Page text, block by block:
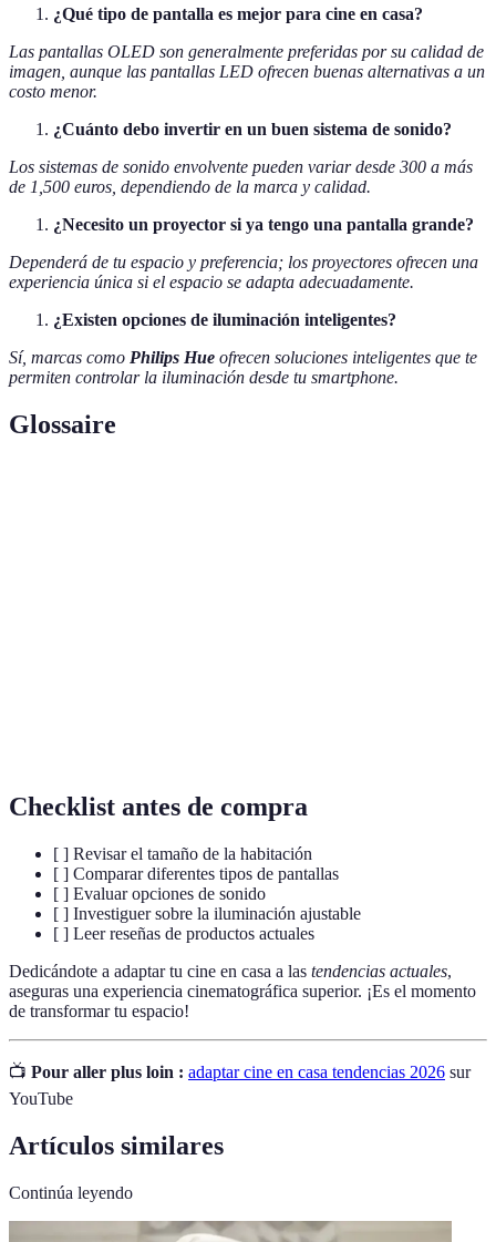
¿Qué tipo de pantalla es mejor para cine en casa?
Las pantallas OLED son generalmente preferidas por su calidad de
imagen, aunque las pantallas LED ofrecen buenas alternativas a un
costo menor.
¿Cuánto debo invertir en un buen sistema de sonido?
Los sistemas de sonido envolvente pueden variar desde 300 a más
de 1,500 euros, dependiendo de la marca y calidad.
¿Necesito un proyector si ya tengo una pantalla grande?
Dependerá de tu espacio y preferencia; los proyectores ofrecen una
experiencia única si el espacio se adapta adecuadamente.
¿Existen opciones de iluminación inteligentes?
Sí, marcas como Philips Hue ofrecen soluciones inteligentes que te
permiten controlar la iluminación desde tu smartphone.
Glossaire
Checklist antes de compra
[ ] Revisar el tamaño de la habitación
[ ] Comparar diferentes tipos de pantallas
[ ] Evaluar opciones de sonido
[ ] Investiguer sobre la iluminación ajustable
[ ] Leer reseñas de productos actuales
Dedicándote a adaptar tu cine en casa a las tendencias actuales,
aseguras una experiencia cinematográfica superior. ¡Es el momento
de transformar tu espacio!
📺 Pour aller plus loin : adaptar cine en casa tendencias 2026 sur
YouTube
Artículos similares
Continúa leyendo